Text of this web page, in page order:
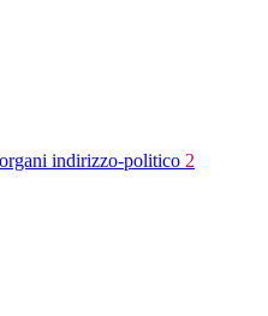
indirizzo-politico 2